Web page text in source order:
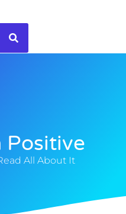
Positive
All About It